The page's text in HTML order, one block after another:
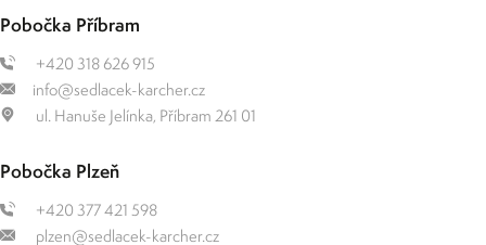
Pobočka Příbram
+420 318 626 915
info@sedlacek-karcher.cz
ul. Hanuše Jelínka, Příbram 261 01
Pobočka Plzeň
+420 377 421 598
plzen@sedlacek-karcher.cz